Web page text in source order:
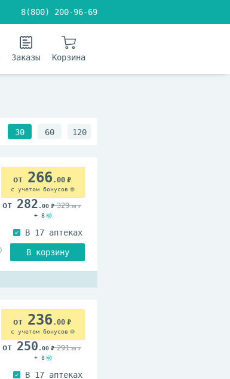
8(800) 200-96-69
Заказы Корзина
30 60 120
266.00
с учетом бонусов
282 .00 329.00
+ 8
236.00
с учетом бонусов
250 .00 291.00
+ 8